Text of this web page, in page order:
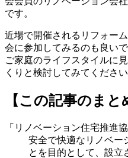
です。
近場で開催されるリフォー
会に参加してみるのも良いで
ご家庭のライフスタイルに
くりと検討してみてください
【この記事のまと
「リノベーション住宅推進
安全で快適なリノベー
とを目的として、設立